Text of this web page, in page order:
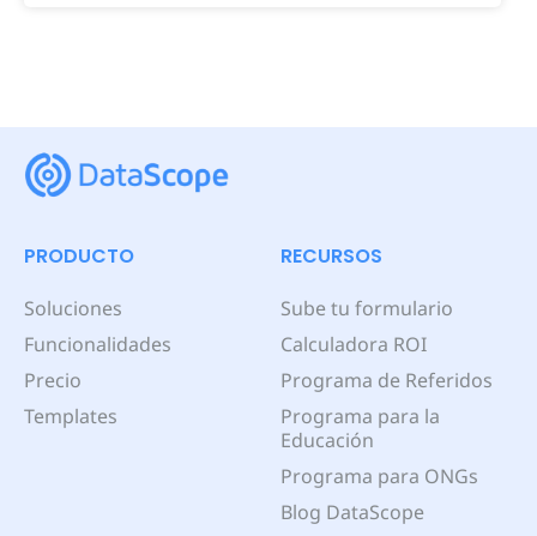
PRODUCTO
Soluciones
Funcionalidades
Precio
Templates
RECURSOS
Sube tu formulario
Calculadora ROI
Programa de Referidos
Programa para la
Educación
Programa para ONGs
Blog DataScope